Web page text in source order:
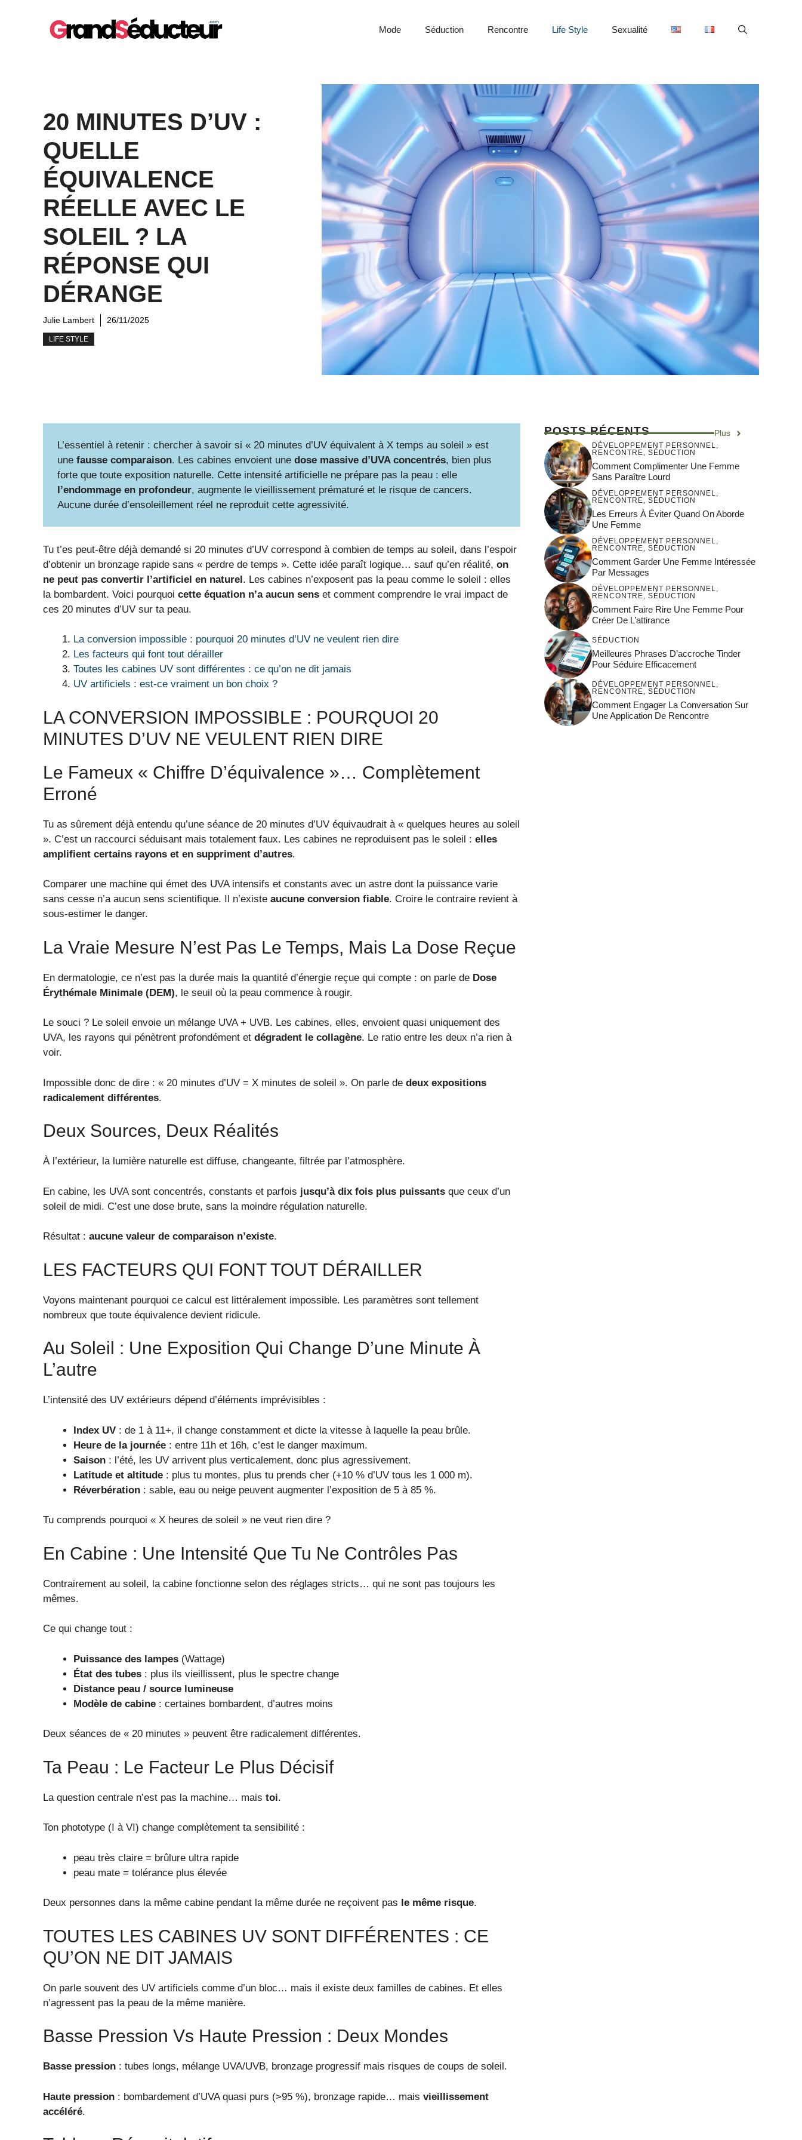
Mode Séduction Rencontre Life Style Sexualité
20 MINUTES D’UV :
QUELLE
ÉQUIVALENCE
RÉELLE AVEC LE
SOLEIL ? LA
RÉPONSE QUI
DÉRANGE
Julie Lambert 26/11/2025
LIFE STYLE
L’essentiel à retenir : chercher à savoir si « 20 minutes d’UV équivalent à X temps au soleil » est
une fausse comparaison. Les cabines envoient une dose massive d’UVA concentrés, bien plus
forte que toute exposition naturelle. Cette intensité artificielle ne prépare pas la peau : elle
l’endommage en profondeur, augmente le vieillissement prématuré et le risque de cancers.
Aucune durée d’ensoleillement réel ne reproduit cette agressivité.
Tu t’es peut-être déjà demandé si 20 minutes d’UV correspond à combien de temps au soleil, dans l’espoir
d’obtenir un bronzage rapide sans « perdre de temps ». Cette idée paraît logique… sauf qu’en réalité, on
ne peut pas convertir l’artificiel en naturel. Les cabines n’exposent pas la peau comme le soleil : elles
la bombardent. Voici pourquoi cette équation n’a aucun sens et comment comprendre le vrai impact de
ces 20 minutes d’UV sur ta peau.
La conversion impossible : pourquoi 20 minutes d’UV ne veulent rien dire
Les facteurs qui font tout dérailler
Toutes les cabines UV sont différentes : ce qu’on ne dit jamais
UV artificiels : est-ce vraiment un bon choix ?
LA CONVERSION IMPOSSIBLE : POURQUOI 20
MINUTES D’UV NE VEULENT RIEN DIRE
Le Fameux « Chiffre D’équivalence »… Complètement
Erroné
Tu as sûrement déjà entendu qu’une séance de 20 minutes d’UV équivaudrait à « quelques heures au soleil
». C’est un raccourci séduisant mais totalement faux. Les cabines ne reproduisent pas le soleil : elles
amplifient certains rayons et en suppriment d’autres.
Comparer une machine qui émet des UVA intensifs et constants avec un astre dont la puissance varie
sans cesse n’a aucun sens scientifique. Il n’existe aucune conversion fiable. Croire le contraire revient à
sous-estimer le danger.
La Vraie Mesure N’est Pas Le Temps, Mais La Dose Reçue
En dermatologie, ce n’est pas la durée mais la quantité d’énergie reçue qui compte : on parle de Dose
Érythémale Minimale (DEM), le seuil où la peau commence à rougir.
Le souci ? Le soleil envoie un mélange UVA + UVB. Les cabines, elles, envoient quasi uniquement des
UVA, les rayons qui pénètrent profondément et dégradent le collagène. Le ratio entre les deux n’a rien à
voir.
Impossible donc de dire : « 20 minutes d’UV = X minutes de soleil ». On parle de deux expositions
radicalement différentes.
Deux Sources, Deux Réalités
À l’extérieur, la lumière naturelle est diffuse, changeante, filtrée par l’atmosphère.
En cabine, les UVA sont concentrés, constants et parfois jusqu’à dix fois plus puissants que ceux d’un
soleil de midi. C’est une dose brute, sans la moindre régulation naturelle.
Résultat : aucune valeur de comparaison n’existe.
LES FACTEURS QUI FONT TOUT DÉRAILLER
Voyons maintenant pourquoi ce calcul est littéralement impossible. Les paramètres sont tellement
nombreux que toute équivalence devient ridicule.
Au Soleil : Une Exposition Qui Change D’une Minute À
L’autre
L’intensité des UV extérieurs dépend d’éléments imprévisibles :
Index UV : de 1 à 11+, il change constamment et dicte la vitesse à laquelle la peau brûle.
Heure de la journée : entre 11h et 16h, c’est le danger maximum.
Saison : l’été, les UV arrivent plus verticalement, donc plus agressivement.
Latitude et altitude : plus tu montes, plus tu prends cher (+10 % d’UV tous les 1 000 m).
Réverbération : sable, eau ou neige peuvent augmenter l’exposition de 5 à 85 %.
Tu comprends pourquoi « X heures de soleil » ne veut rien dire ?
En Cabine : Une Intensité Que Tu Ne Contrôles Pas
Contrairement au soleil, la cabine fonctionne selon des réglages stricts… qui ne sont pas toujours les
mêmes.
Ce qui change tout :
Puissance des lampes (Wattage)
État des tubes : plus ils vieillissent, plus le spectre change
Distance peau / source lumineuse
Modèle de cabine : certaines bombardent, d’autres moins
Deux séances de « 20 minutes » peuvent être radicalement différentes.
Ta Peau : Le Facteur Le Plus Décisif
La question centrale n’est pas la machine… mais toi.
Ton phototype (I à VI) change complètement ta sensibilité :
peau très claire = brûlure ultra rapide
peau mate = tolérance plus élevée
Deux personnes dans la même cabine pendant la même durée ne reçoivent pas le même risque.
TOUTES LES CABINES UV SONT DIFFÉRENTES : CE
QU’ON NE DIT JAMAIS
On parle souvent des UV artificiels comme d’un bloc… mais il existe deux familles de cabines. Et elles
n’agressent pas la peau de la même manière.
Basse Pression Vs Haute Pression : Deux Mondes
Basse pression : tubes longs, mélange UVA/UVB, bronzage progressif mais risques de coups de soleil.
Haute pression : bombardement d’UVA quasi purs (>95 %), bronzage rapide… mais vieillissement
accéléré.
POSTS RÉCENTS Plus
DÉVELOPPEMENT PERSONNEL
RENCONTRE
SÉDUCTION
Comment Complimenter Une Femme
Sans Paraître Lourd
DÉVELOPPEMENT PERSONNEL
RENCONTRE
SÉDUCTION
Les Erreurs À Éviter Quand On Aborde
Une Femme
DÉVELOPPEMENT PERSONNEL
RENCONTRE
SÉDUCTION
Comment Garder Une Femme Intéressée
Par Messages
DÉVELOPPEMENT PERSONNEL
RENCONTRE
SÉDUCTION
Comment Faire Rire Une Femme Pour
Créer De L’attirance
SÉDUCTION
Meilleures Phrases D’accroche Tinder
Pour Séduire Efficacement
DÉVELOPPEMENT PERSONNEL
RENCONTRE
SÉDUCTION
Comment Engager La Conversation Sur
Une Application De Rencontre